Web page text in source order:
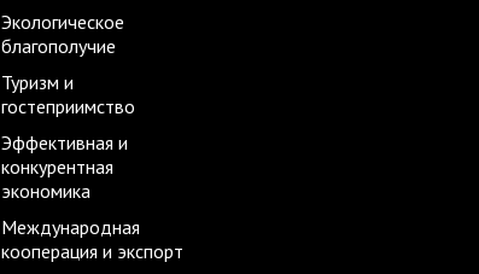
Экологическое
благополучие
Туризм и
гостеприимство
Эффективная и
конкурентная
экономика
Международная
кооперация и экспорт